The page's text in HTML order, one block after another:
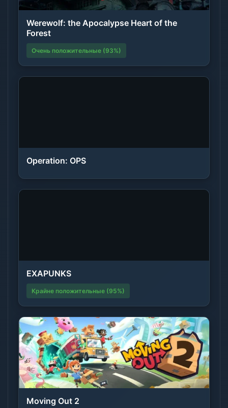
Werewolf: the Apocalypse Heart of the
Forest
Очень положительные (93%)
Operation: OPS
EXAPUNKS
Крайне положительные (95%)
Moving Out 2